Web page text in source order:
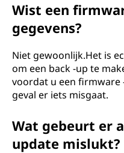
Wist een
gegevens?
Niet gewoonlijk.Het is
om een back -up te
voordat u een
geval er iets misgaat.
Wat gebeurt er
update mislukt?